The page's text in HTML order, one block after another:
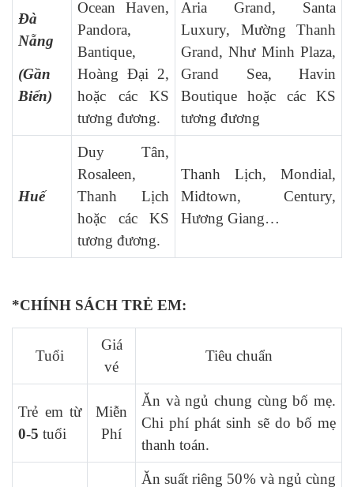
Đà
Nẵng
(Gần
Biển)
Ocean Haven,
Pandora,
Bantique,
Hoàng Đại 2,
hoặc các KS
tương đương.
Aria Grand, Santa
Luxury, Mường Thanh
Grand, Như Minh Plaza,
Grand Sea, Havin
Boutique hoặc các KS
tương đương
Huế
Duy Tân,
Rosaleen,
Thanh Lịch
hoặc các KS
tương đương.
Thanh Lịch, Mondial,
Midtown, Century,
Hương Giang…
*CHÍNH SÁCH TRẺ EM:
Tuổi
Giá
vé
Tiêu chuẩn
Trẻ em từ
0-5 tuổi
Miễn
Phí
Ăn và ngủ chung cùng bố mẹ.
Chi phí phát sinh sẽ do bố mẹ
thanh toán.
Ăn suất riêng 50% và ngủ cùng